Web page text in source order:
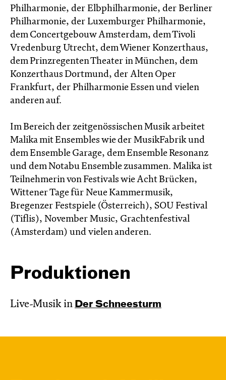
Philharmonie, der Elbphilharmonie, der Berliner
Philharmonie, der Luxemburger Philharmonie,
dem Concertgebouw Amsterdam, dem Tivoli
Vredenburg Utrecht, dem Wiener Konzerthaus,
dem Prinzregenten Theater in München, dem
Konzerthaus Dortmund, der Alten Oper
Frankfurt, der Philharmonie Essen und vielen
anderen auf.
Im Bereich der zeitgenössischen Musik arbeitet
Malika mit Ensembles wie der MusikFabrik und
dem Ensemble Garage, dem Ensemble Resonanz
und dem Notabu Ensemble zusammen. Malika ist
Teilnehmerin von Festivals wie Acht Brücken,
Wittener Tage für Neue Kammermusik,
Bregenzer Festspiele (Österreich), SOU Festival
(Tiflis), November Music, Grachtenfestival
(Amsterdam) und vielen anderen.
Produktionen
Live-Musik in Der Schnee­sturm